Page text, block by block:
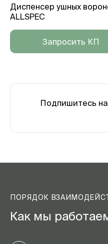
Диспенсер ушных
ALLSPEC
Запросить КП
Подпишитесь
ПОРЯДОК
Как мы